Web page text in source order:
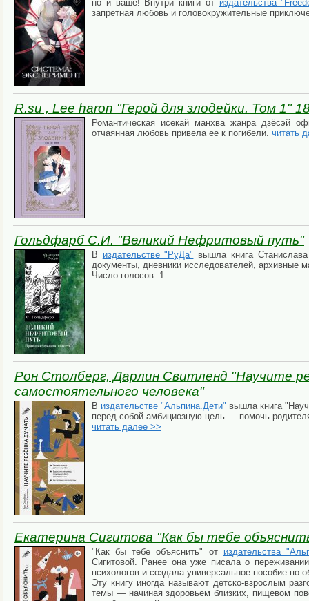
но и ваше! Внутри книги от издательства
запретная любовь и головокружительные
R.su , Lee haron "Герой для злодейки. Том 1"
Романтическая исекай манхва жанра дзёсэй
отчаянная любовь привела ее к погибели. читать
Гольдфарб С.И. "Великий Нефритовый путь"
В издательстве "РуДа" вышла книга
документы, дневники исследователей, архивные
Число голосов: 1
Рон Столберг, Дарлин Свитленд "Научите
самостоятельного человека"
В издательстве "Альпина.Дети" вышла книга
перед собой амбициозную цель — помочь
читать далее >>
Екатерина Сигитова "Как бы тебе
"Как бы тебе объяснить" от издательства
Сигитовой. Ранее она уже писала о
психологов и создала универсальное пособие
Эту книгу иногда называют детско-взрослым
темы — начиная здоровьем близких, пищевом